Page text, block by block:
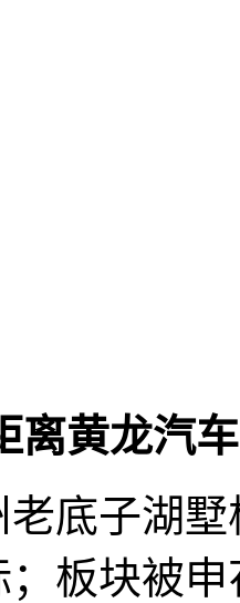
离黄龙汽
底子湖
板块被